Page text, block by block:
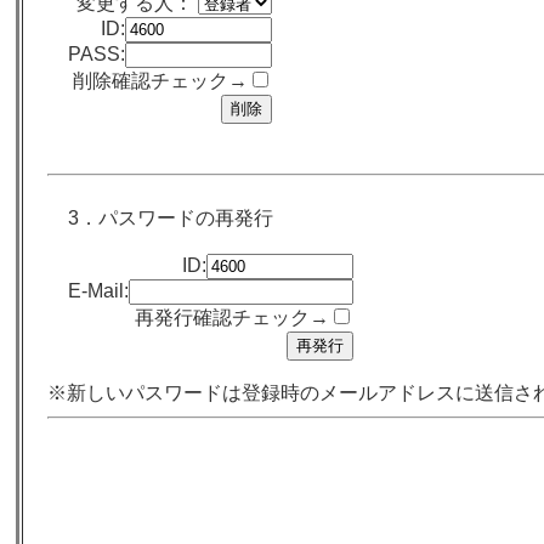
ID:
PASS:
削除確認チェック→
3．パスワードの再発行
ID:
E-Mail:
再発行確認チェック→
※新しいパスワードは登録時のメールアドレスに送信さ